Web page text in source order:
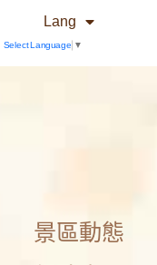
Lang
Select Language ▼
景區動態